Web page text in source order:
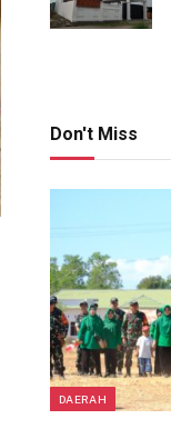
Don't Miss
DAERAH